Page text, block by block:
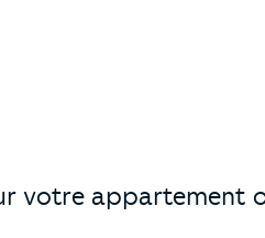
votre appartement